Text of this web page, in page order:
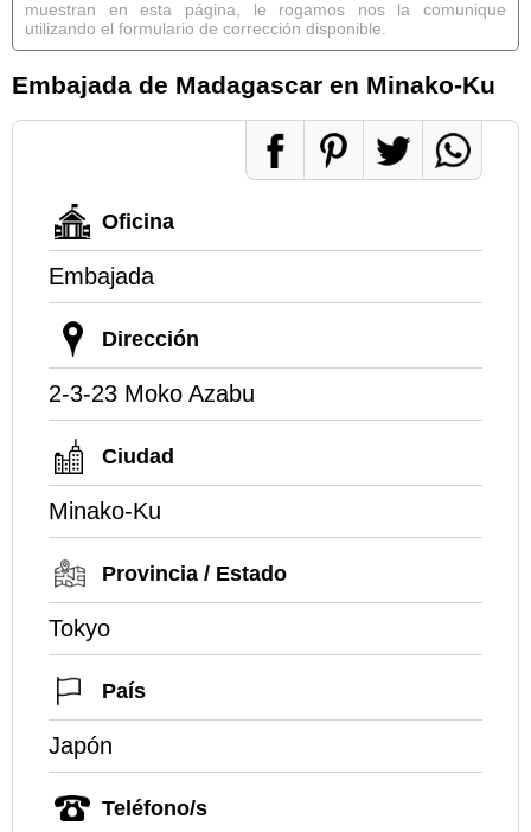
muestran en esta página, le rogamos nos la comunique
utilizando el formulario de corrección disponible.
Embajada de Madagascar en Minako-Ku
Oficina
Embajada
Dirección
2-3-23 Moko Azabu
Ciudad
Minako-Ku
Provincia / Estado
Tokyo
País
Japón
Teléfono/s